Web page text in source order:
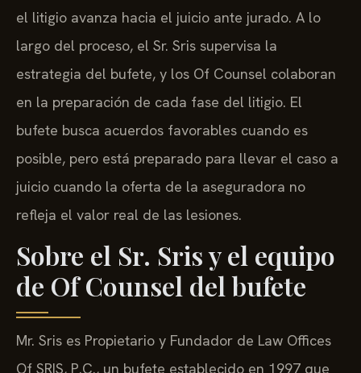
el litigio avanza hacia el juicio ante jurado. A lo
largo del proceso, el Sr. Sris supervisa la
estrategia del bufete, y los Of Counsel colaboran
en la preparación de cada fase del litigio. El
bufete busca acuerdos favorables cuando es
posible, pero está preparado para llevar el caso a
juicio cuando la oferta de la aseguradora no
refleja el valor real de las lesiones.
Sobre el Sr. Sris y el equipo
de Of Counsel del bufete
Mr. Sris es Propietario y Fundador de Law Offices
Of SRIS, P.C., un bufete establecido en 1997 que